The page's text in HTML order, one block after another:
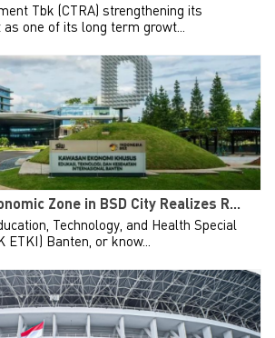
Tbk (CTRA) strengthening its
one of its long term growt...
Zone in BSD City Realizes R...
Technology, and Health Special
ETKI) Banten, or know...